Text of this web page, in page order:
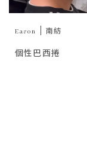
Eason 南紡
個性巴西捲